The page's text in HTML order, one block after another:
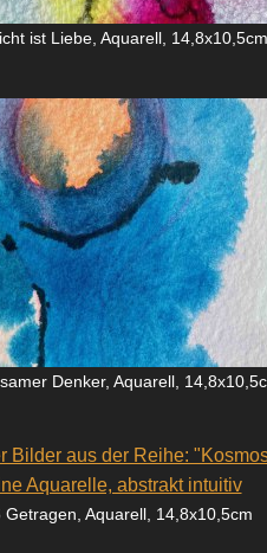
ist Liebe, Aquarell, 14,8x10,5cm
Denker, Aquarell,
Getragen, Aquarell, 14,8x10,5cm